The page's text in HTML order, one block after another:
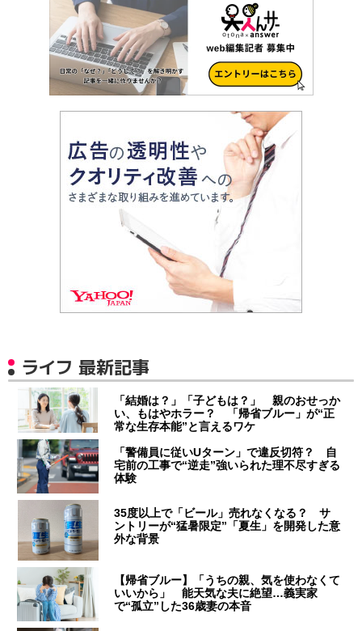
ライフ 最新記事
「結婚は？」「子どもは？」 親のおせっか
い、もはやホラー？ 「帰省ブルー」が“正
常な生存本能”と言えるワケ
「警備員に従いUターン」で違反切符？ 自
宅前の工事で“逆走”強いられた理不尽すぎる
体験
35度以上で「ビール」売れなくなる？ サ
ントリーが“猛暑限定”「夏生」を開発した意
外な背景
【帰省ブルー】「うちの親、気を使わなくて
いいから」 能天気な夫に絶望…義実家
で“孤立”した36歳妻の本音